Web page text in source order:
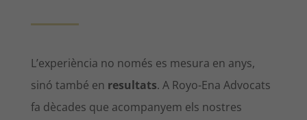
L’experiència no només es mesura en anys,
sinó també en resultats. A Royo-Ena Advocats
fa dècades que acompanyem els nostres